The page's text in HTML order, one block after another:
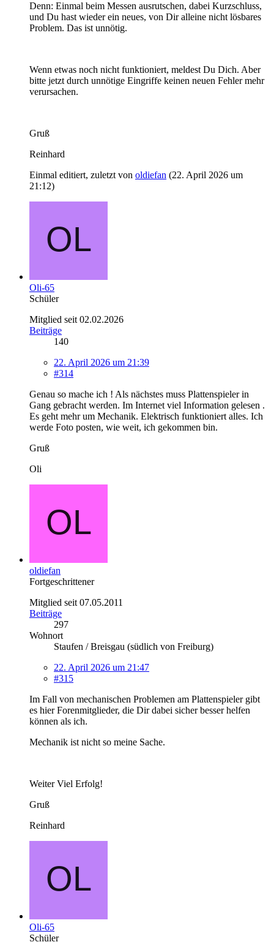
Denn: Einmal beim Messen ausrutschen, dabei Kurzschluss,
und Du hast wieder ein neues, von Dir alleine nicht lösbares
Problem. Das ist unnötig.
Wenn etwas noch nicht funktioniert, meldest Du Dich. Aber
bitte jetzt durch unnötige Eingriffe keinen neuen Fehler mehr
verursachen.
Gruß
Reinhard
Einmal editiert, zuletzt von oldiefan (22. April 2026 um
21:12)
Oli-65
Schüler
Mitglied seit 02.02.2026
Beiträge
140
22. April 2026 um 21:39
#314
Genau so mache ich ! Als nächstes muss Plattenspieler in
Gang gebracht werden. Im Internet viel Information gelesen .
Es geht mehr um Mechanik. Elektrisch funktioniert alles. Ich
werde Foto posten, wie weit, ich gekommen bin.
Gruß
Oli
oldiefan
Fortgeschrittener
Mitglied seit 07.05.2011
Beiträge
297
Wohnort
Staufen / Breisgau (südlich von Freiburg)
22. April 2026 um 21:47
#315
Im Fall von mechanischen Problemen am Plattenspieler gibt
es hier Forenmitglieder, die Dir dabei sicher besser helfen
können als ich.
Mechanik ist nicht so meine Sache.
Weiter Viel Erfolg!
Gruß
Reinhard
Oli-65
Schüler